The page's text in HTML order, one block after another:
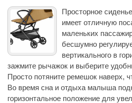
Просторное
имеет отличную
маленьких
бесшумно
вертикального в
зажмите рычажок и выберите
Просто потяните ремешок наверх,
Во время сна и отдыха малыша
горизонтальное положение для